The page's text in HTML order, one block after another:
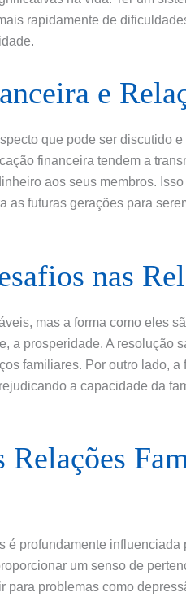
rapidamente de
e
que pode ser discutido
financeira tendem a
aos seus membros.
as futuras gerações para
nas
mas a forma como eles
a prosperidade. A resolução
familiares. Por outro lado,
a capacidade da
é profundamente
um senso de
para problemas como